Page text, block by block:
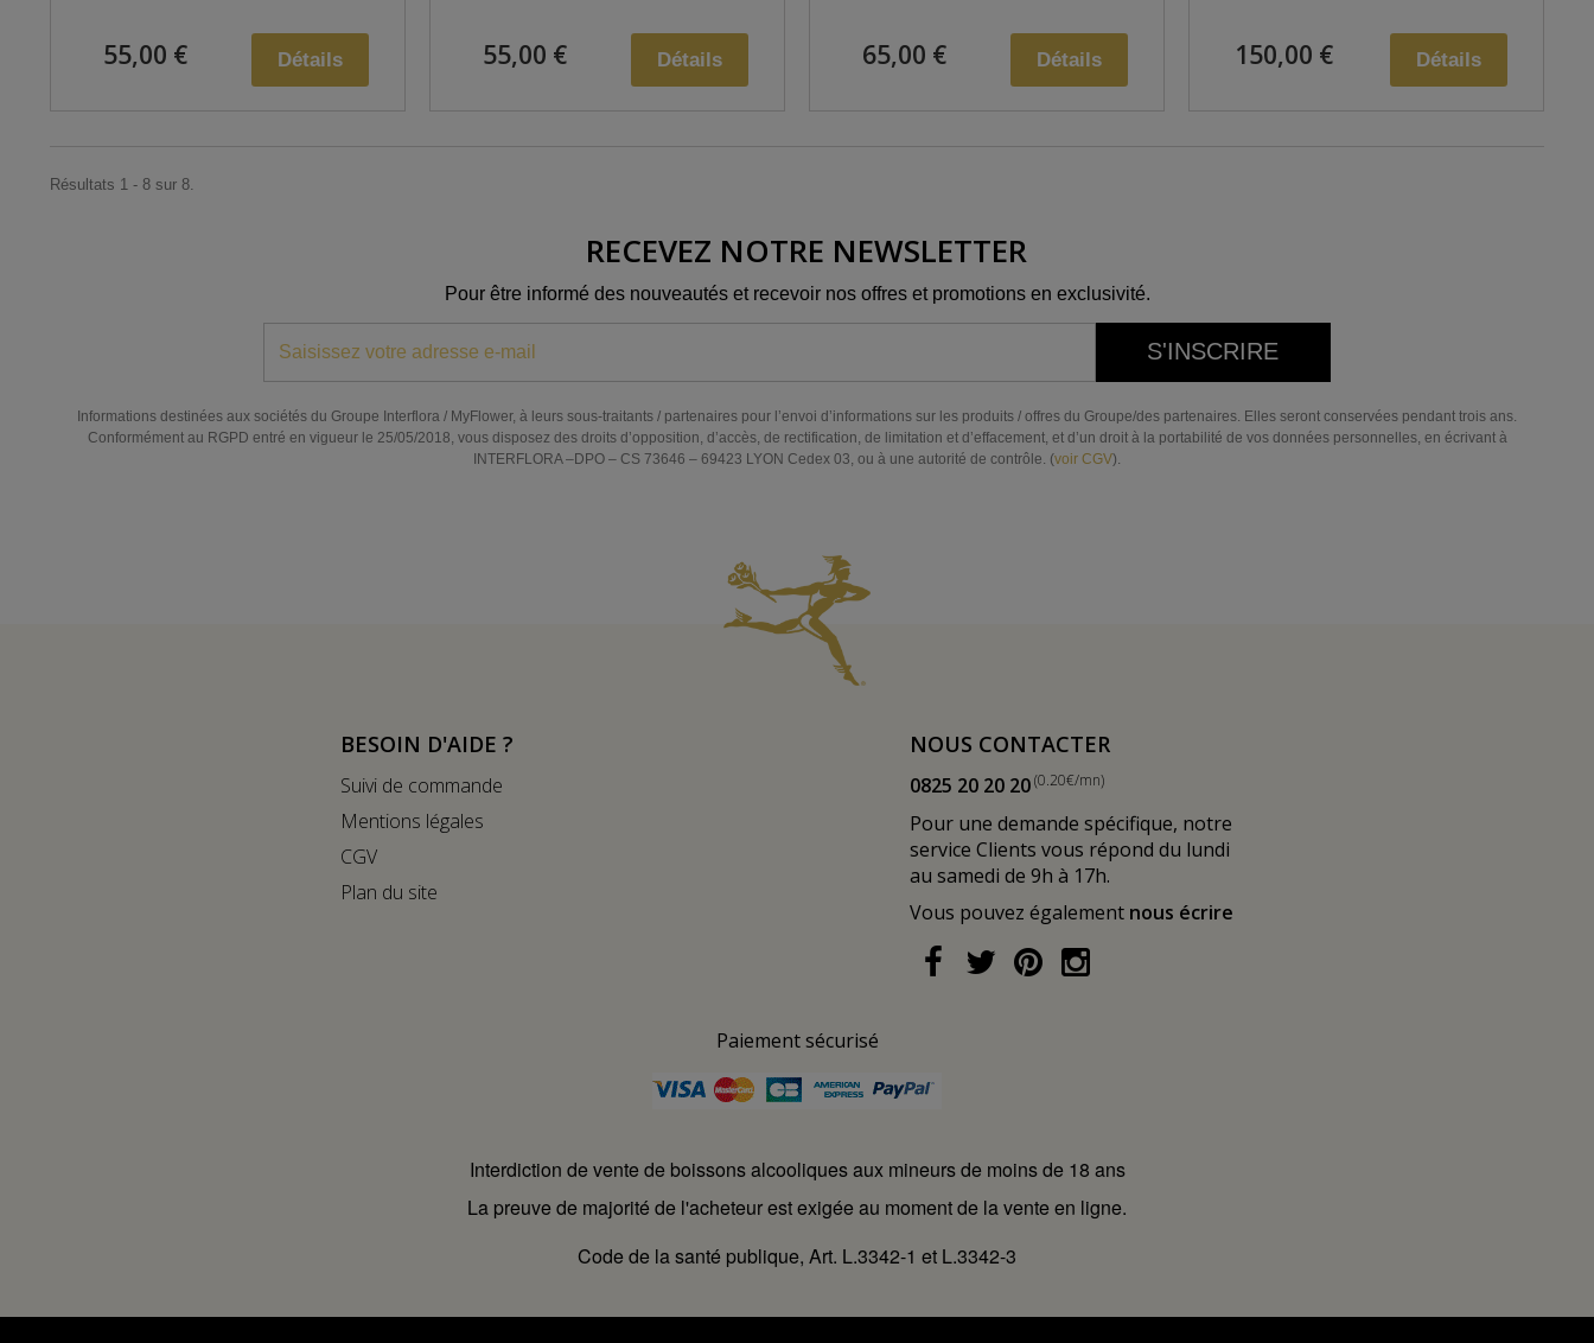
55,00 € Détails 55,00 € Détails 65,00 € Détails 150,00 € Détails
Résultats 1 - 8 sur 8.
RECEVEZ NOTRE NEWSLETTER
Pour être informé des nouveautés et recevoir nos offres et promotions en exclusivité.
S'INSCRIRE
Informations destinées aux sociétés du Groupe Interflora / MyFlower, à leurs sous-traitants / partenaires pour l’envoi d’informations sur les produits / offres du Groupe/des partenaires. Elles seront conservées pendant trois ans.
Conformément au RGPD entré en vigueur le 25/05/2018, vous disposez des droits d’opposition, d’accès, de rectification, de limitation et d’effacement, et d’un droit à la portabilité de vos données personnelles, en écrivant à
INTERFLORA –DPO – CS 73646 – 69423 LYON Cedex 03, ou à une autorité de contrôle. (voir CGV).
BESOIN D'AIDE ?
Suivi de commande
Mentions légales
CGV
Plan du site
NOUS CONTACTER
0825 20 20 20(0.20€/mn)
Pour une demande spécifique, notre
service Clients vous répond du lundi
au samedi de 9h à 17h.
Vous pouvez également nous écrire
Paiement sécurisé
Interdiction de vente de boissons alcooliques aux mineurs de moins de 18 ans
La preuve de majorité de l'acheteur est exigée au moment de la vente en ligne.
Code de la santé publique, Art. L.3342-1 et L.3342-3